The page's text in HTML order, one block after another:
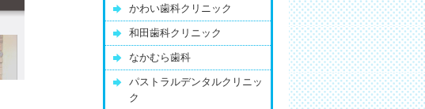
かわい歯科クリニック
和田歯科クリニック
なかむら歯科
パストラルデンタルクリニッ
ク